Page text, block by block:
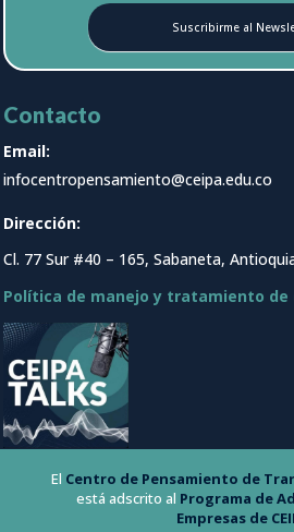
Suscribirme al
Contacto
Email:
infocentropensamiento@ceipa.edu.co
Dirección:
Cl. 77 Sur #40 – 165, Sabaneta,
Política de manejo y tratamiento de
El Centro de Pensamiento de
está adscrito al Programa de
Empresas de